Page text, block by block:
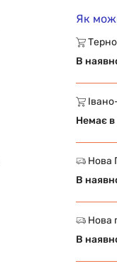
Як
В
Немає в
Нова
В
Нова
В